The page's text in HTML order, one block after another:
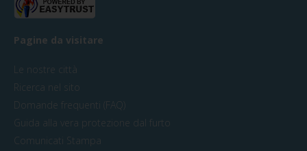
Pagine da visitare
Le nostre città
Ricerca nel sito
Domande frequenti (FAQ)
Guida alla vera protezione dal furto
Comunicati Stampa